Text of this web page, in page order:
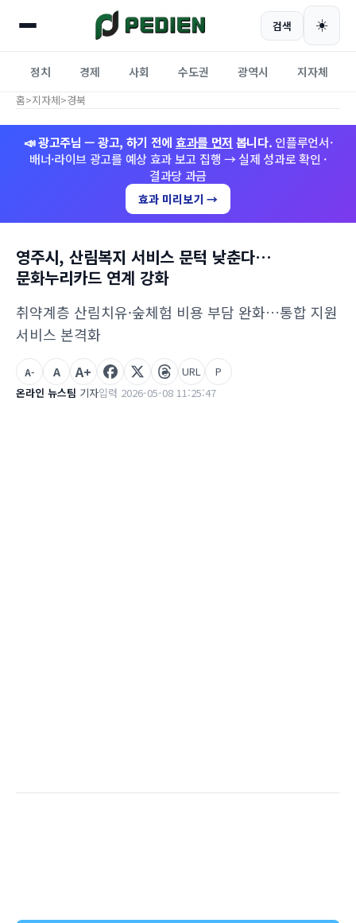
검색 ☀️
정치 경제 사회 수도권 광역시 지자체
홈>지자체>경북
📣 광고주님 — 광고, 하기 전에 효과를 먼저 봅니다. 인플루언서·
배너·라이브 광고를 예상 효과 보고 집행 → 실제 성과로 확인 ·
결과당 과금
효과 미리보기 →
영주시, 산림복지 서비스 문턱 낮춘다…
문화누리카드 연계 강화
취약계층 산림치유·숲체험 비용 부담 완화…통합 지원
서비스 본격화
온라인 뉴스팀 기자입력 2026-05-08 11:25:47
A- A A+ URL P